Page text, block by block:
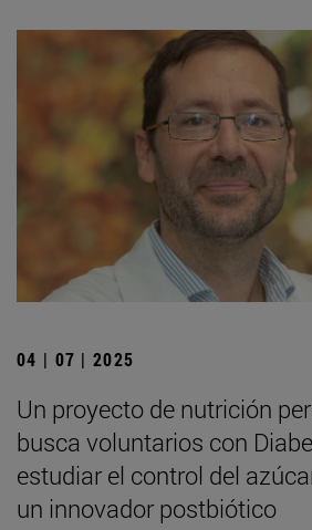
04 | 07 | 2025
Un proyecto de nutrición
busca voluntarios con
estudiar el control del
un innovador postbiótico